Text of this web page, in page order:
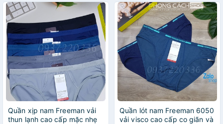
Quần xịp nam Freeman vải
thun lạnh cao cấp mặc nhẹ
Quần lót nam Freeman 6050
vải visco cao cấp co giãn và